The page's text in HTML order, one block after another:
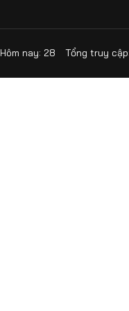
kỹ thuật hiệu quả
Hôm nay: 28 Tổng truy